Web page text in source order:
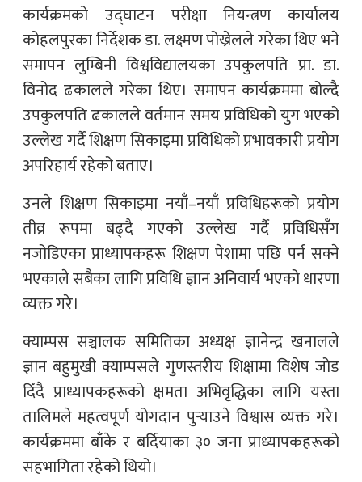
कार्यक्रमको उद्घाटन परीक्षा नियन्त्रण कार्यालय
कोहलपुरका निर्देशक डा. लक्ष्मण पोख्रेलले गरेका थिए भने
समापन लुम्बिनी विश्वविद्यालयका उपकुलपति प्रा. डा.
विनोद ढकालले गरेका थिए। समापन कार्यक्रममा बोल्दै
उपकुलपति ढकालले वर्तमान समय प्रविधिको युग भएको
उल्लेख गर्दै शिक्षण सिकाइमा प्रविधिको प्रभावकारी प्रयोग
अपरिहार्य रहेको बताए।
उनले शिक्षण सिकाइमा नयाँ–नयाँ प्रविधिहरूको प्रयोग
तीव्र रूपमा बढ्दै गएको उल्लेख गर्दै प्रविधिसँग
नजोडिएका प्राध्यापकहरू शिक्षण पेशामा पछि पर्न सक्ने
भएकाले सबैका लागि प्रविधि ज्ञान अनिवार्य भएको धारणा
व्यक्त गरे।
क्याम्पस सञ्चालक समितिका अध्यक्ष ज्ञानेन्द्र खनालले
ज्ञान बहुमुखी क्याम्पसले गुणस्तरीय शिक्षामा विशेष जोड
दिँदै प्राध्यापकहरूको क्षमता अभिवृद्धिका लागि यस्ता
तालिमले महत्वपूर्ण योगदान पुर्‍याउने विश्वास व्यक्त गरे।
कार्यक्रममा बाँके र बर्दियाका ३० जना प्राध्यापकहरूको
सहभागिता रहेको थियो।